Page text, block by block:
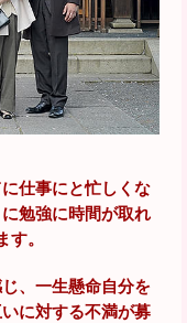
仕事にと忙しくな
勉強に時間が取れ
。
、一生懸命自分を
に対する不満が募